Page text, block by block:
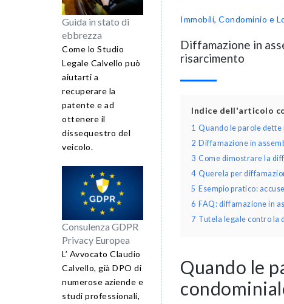
Guida in stato di
ebbrezza
Come lo Studio
Legale Calvello può
aiutarti a
recuperare la
patente e ad
ottenere il
dissequestro del
veicolo.
Consulenza GDPR
Privacy Europea
L’ Avvocato Claudio
Calvello, già DPO di
numerose aziende e
studi professionali,
Immobili, Condominio e
Diffamazione in
risarcimento
Indice dell'articolo
1 Quando le parole
2 Diffamazione in
3 Come dimostrare la
4 Querela per
5 Esempio pratico:
6 FAQ: diffamazione in
7 Tutela legale contro la
Quando le